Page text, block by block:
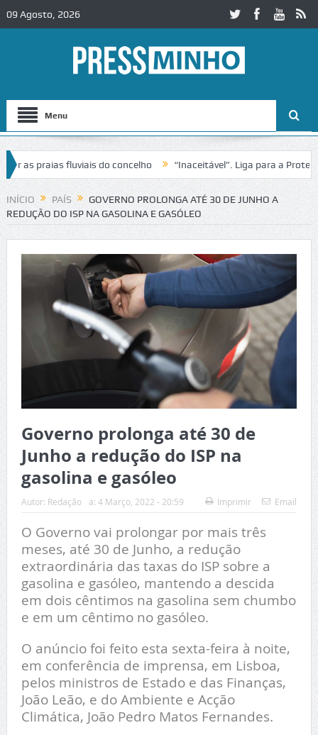
09 Agosto, 2026
Menu
praias fluviais do concelho “Inaceitável”. Liga para a Proteção
de trânsito no IC2 em Alcobaça Igreja do Castelo de Cerveira
INÍCIO PAÍS
GOVERNO PROLONGA ATÉ 30 DE JUNHO A
REDUÇÃO DO ISP NA GASOLINA E GASÓLEO
Governo prolonga até 30 de
Junho a redução do ISP na
gasolina e gasóleo
Autor: Redação a: 4 Março, 2022 - 20:59 Imprimir Email
O Governo vai prolongar por mais três
meses, até 30 de Junho, a redução
extraordinária das taxas do ISP sobre a
gasolina e gasóleo, mantendo a descida
em dois cêntimos na gasolina sem chumbo
e em um cêntimo no gasóleo.
O anúncio foi feito esta sexta-feira à noite,
em conferência de imprensa, em Lisboa,
pelos ministros de Estado e das Finanças,
João Leão, e do Ambiente e Acção
Climática, João Pedro Matos Fernandes.